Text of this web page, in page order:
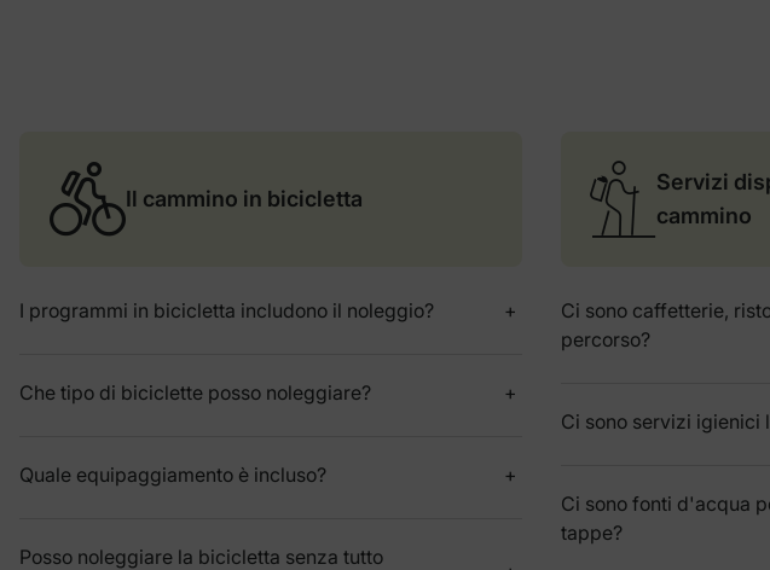
Il cammino in bicicletta
I programmi in bicicletta includono il noleggio?
Che tipo di biciclette posso noleggiare?
Quale equipaggiamento è incluso?
Posso noleggiare la bicicletta senza tutto
Servizi
cammino
Ci sono caffetterie,
percorso?
Ci sono servizi igienici
Ci sono fonti d'acqua
tappe?